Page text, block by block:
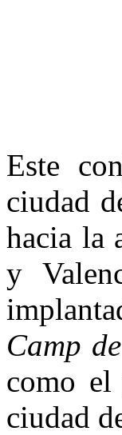
Este
ciudad
hacia la
y
Camp
como el
ciudad